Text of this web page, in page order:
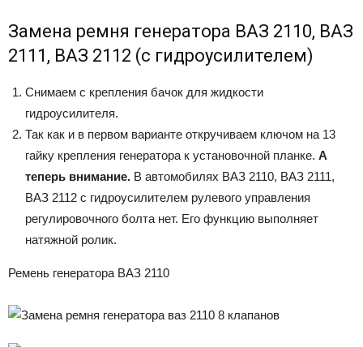
Замена ремня генератора ВАЗ 2110, ВАЗ
2111, ВАЗ 2112 (с гидроусилителем)
Снимаем с крепления бачок для жидкости
гидроусилителя.
Так как и в первом варианте откручиваем ключом на 13
гайку крепления генератора к установочной планке. А
теперь внимание. В автомобилях ВАЗ 2110, ВАЗ 2111,
ВАЗ 2112 с гидроусилителем рулевого управления
регулировочного болта нет. Его функцию выполняет
натяжной ролик.
Ремень генератора ВАЗ 2110